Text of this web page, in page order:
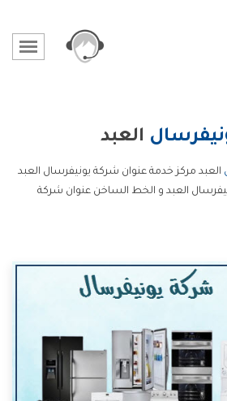
العبد
العبد مركز خدمة عنوان شركة يونيفرسال العبد
العبد و الخط الساخن عنوان شركة